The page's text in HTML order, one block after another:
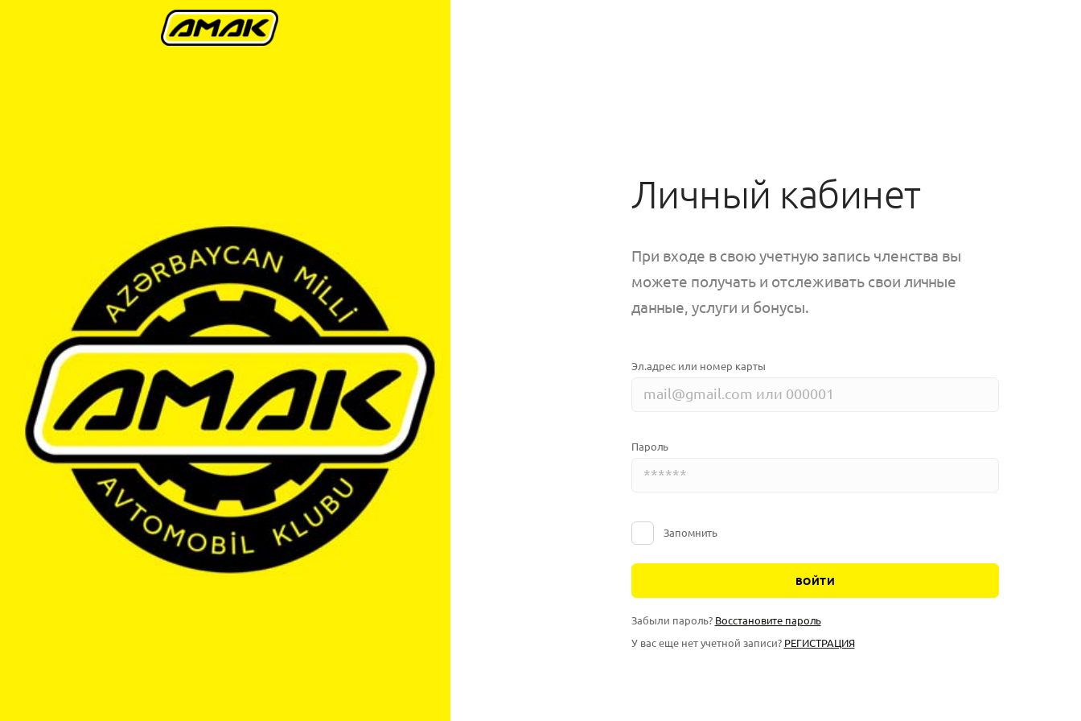
Личный кабинет
При входе в свою учетную запись членства вы
можете получать и отслеживать свои личные
данные, услуги и бонусы.
Эл.адрес или номер карты
Пароль
Запомнить
ВОЙТИ
Забыли пароль? Восстановите пароль
У вас еще нет учетной записи? РЕГИСТРАЦИЯ